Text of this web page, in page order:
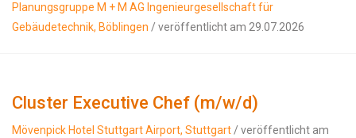
Planungsgruppe M + M AG Ingenieurgesellschaft für
Gebäudetechnik, Böblingen / veröffentlicht am 29.07.2026
Cluster Executive Chef (m/w/d)
Mövenpick Hotel Stuttgart Airport, Stuttgart / veröffentlicht am